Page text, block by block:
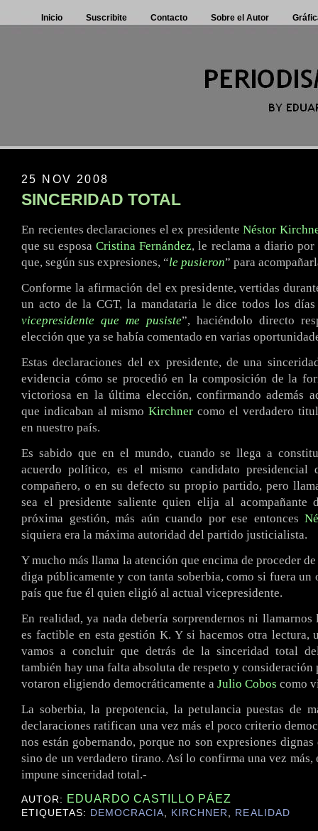
Inicio Suscribite Contacto Sobre el Autor
25 NOV 2008
SINCERIDAD TOTAL
En recientes declaraciones el ex presidenteNéstor
que su esposaCristina Fernández, le reclama a diario
que, según sus expresiones, “le pusieron” para
Conforme la afirmación del ex presidente, vertidas
un acto de la CGT, la mandataria le dice todos los
vicepresidente que me pusiste”, haciéndolo directo
elección que ya se había comentado en varias
Estas declaraciones del ex presidente, de una
evidencia cómo se procedió en la composición de la
victoriosa en la última elección, confirmando además
que indicaban al mismoKirchner como el verdadero
en nuestro país.
Es sabido que en el mundo, cuando se llega a
acuerdo político, es el mismo candidato presidencial
compañero, o en su defecto su propio partido, pero
sea el presidente saliente quien elija al acompañante
próxima gestión, más aún cuando por ese entonces
siquiera era la máxima autoridad del partido justicialista.
Y mucho más llama la atención que encima de proceder de
diga públicamente y con tanta soberbia, como si fuera
país que fue él quien eligió al actual vicepresidente.
En realidad, ya nada debería sorprendernos ni llamarnos
es factible en esta gestión K. Y si hacemos otra lectura,
vamos a concluir que detrás de la sinceridad total
también hay una falta absoluta de respeto y consideración
votaron eligiendo democráticamente a Julio Cobos como
La soberbia, la prepotencia, la petulancia puestas de
declaraciones ratifican una vez más el poco criterio
nos están gobernando, porque no son expresiones dignas
sino de un verdadero tirano. Así lo confirma una vez más,
impune sinceridad total.-
AUTOR: EDUARDO CASTILLO PÁEZ
ETIQUETAS: DEMOCRACIA, KIRCHNER, REALIDAD